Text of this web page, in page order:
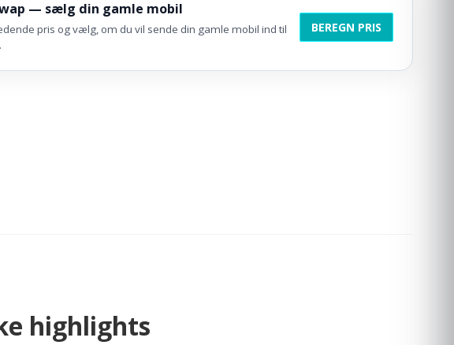
— sælg din gamle mobil
pris og vælg, om du vil sende din gamle mobil ind til
BEREGN PRIS
highlights